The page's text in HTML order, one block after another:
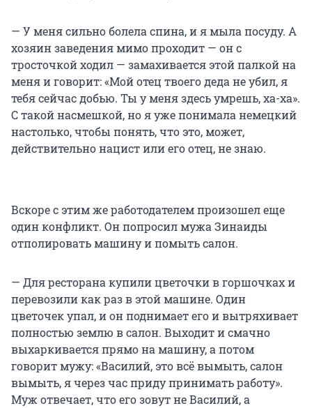
— У меня сильно болела спина, и я мыла посуду. А
хозяин заведения мимо проходит — он с
тросточкой ходил — замахивается этой палкой на
меня и говорит: «Мой отец твоего деда не убил, я
тебя сейчас добью. Ты у меня здесь умрешь, ха-ха».
С такой насмешкой, но я уже понимала немецкий
настолько, чтобы понять, что это, может,
действительно нацист или его отец, не знаю.
Вскоре с этим же работодателем произошел еще
один конфликт. Он попросил мужа Зинаиды
отполировать машину и помыть салон.
— Для ресторана купили цветочки в горшочках и
перевозили как раз в этой машине. Один
цветочек упал, и он поднимает его и вытряхивает
полностью землю в салон. Выходит и смачно
выхаркивается прямо на машину, а потом
говорит мужу: «Василий, это всё вымыть, салон
вымыть, я через час приду принимать работу».
Муж отвечает, что его зовут не Василий, а